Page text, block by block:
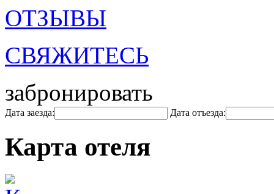
ОТЗЫВЫ
СВЯЖИТЕСЬ
забронировать
Дата заезда: Дата отъезда:
Карта отеля